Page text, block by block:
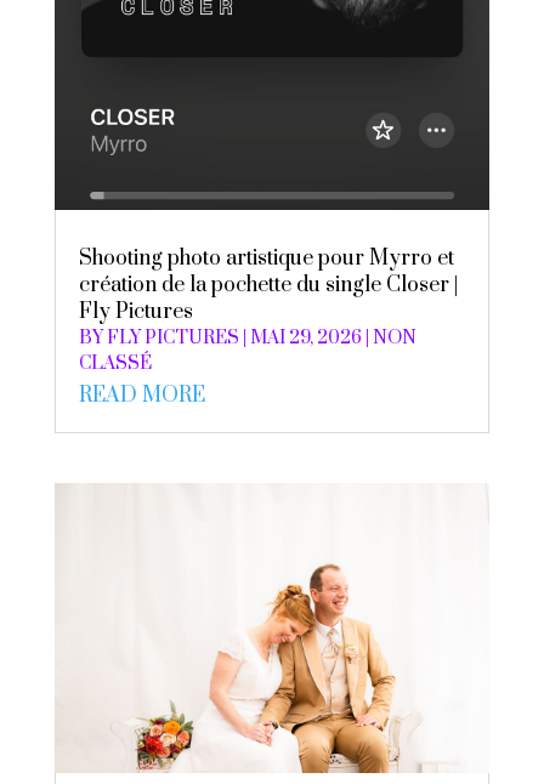
Shooting photo artistique pour Myrro et
création de la pochette du single Closer |
Fly Pictures
BYFLY PICTURES MAI 29, 2026 NON
CLASSÉ
READ MORE